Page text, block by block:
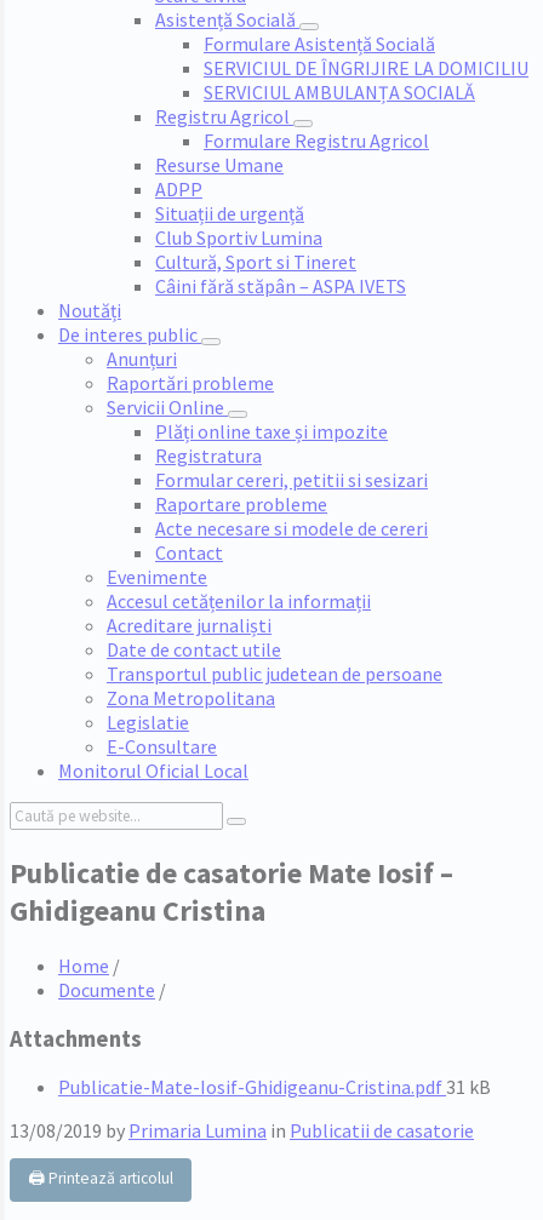
Asistență Socială
Formulare Asistență Socială
SERVICIUL DE ÎNGRIJIRE LA DOMICILIU
SERVICIUL AMBULANȚA SOCIALĂ
Registru Agricol
Formulare Registru Agricol
Resurse Umane
ADPP
Situații de urgență
Club Sportiv Lumina
Cultură, Sport si Tineret
Câini fără stăpân – ASPA IVETS
Noutăți
De interes public
Anunțuri
Raportări probleme
Servicii Online
Plăți online taxe și impozite
Registratura
Formular cereri, petitii si sesizari
Raportare probleme
Acte necesare si modele de cereri
Contact
Evenimente
Accesul cetățenilor la informații
Acreditare jurnaliști
Date de contact utile
Transportul public judetean de persoane
Zona Metropolitana
Legislatie
E-Consultare
Monitorul Oficial Local
Search:
Publicatie de casatorie Mate Iosif –
Ghidigeanu Cristina
Home /
Documente /
Attachments
Publicatie-Mate-Iosif-Ghidigeanu-Cristina.pdf File
31 kB
13/08/2019 by Primaria Lumina in Publicatii de casatorie
🖨️ Printează articolul